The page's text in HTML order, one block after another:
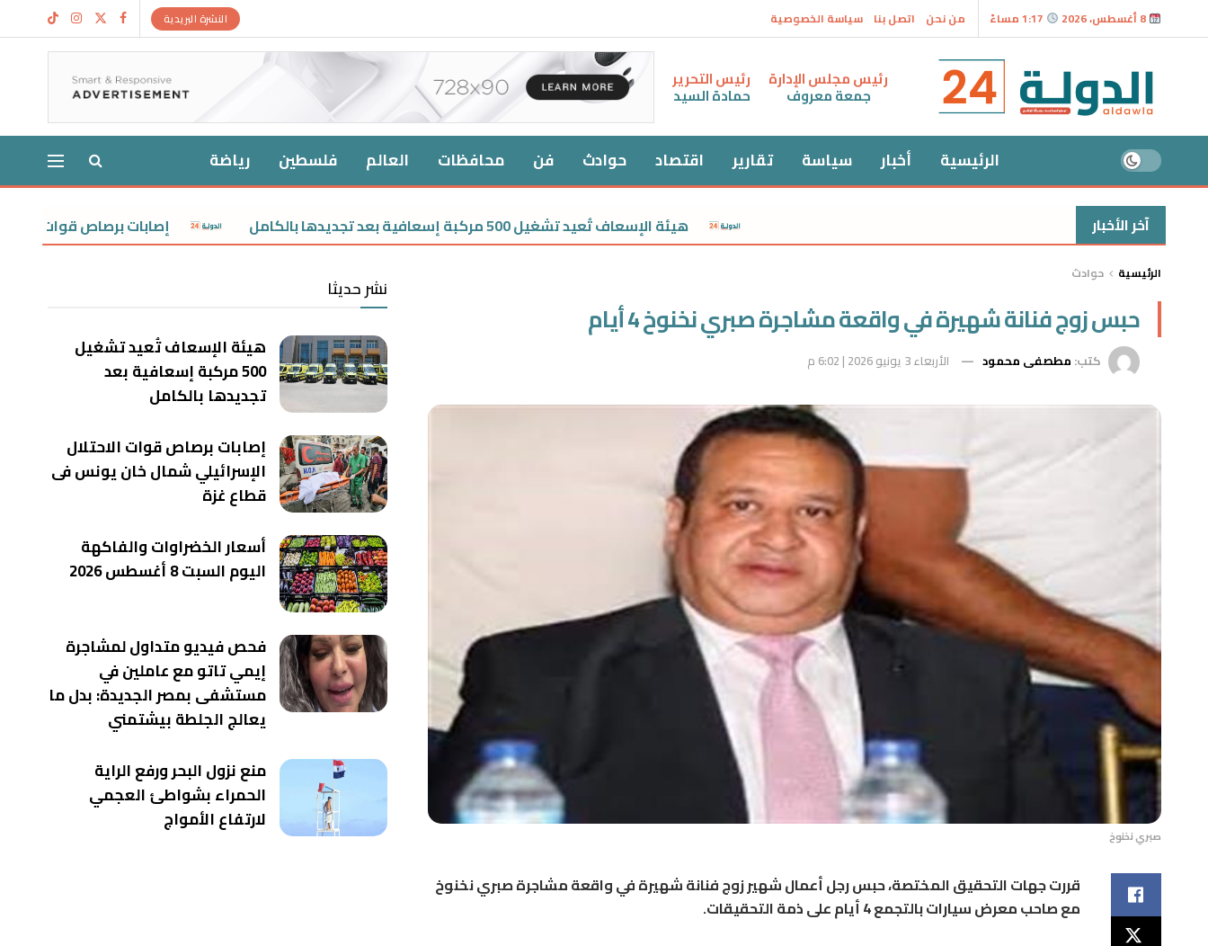
8 أغسطس، 2026 من نحن اتصل بنا سياسة الخصوصية النشرة البريدية
رئيس مجلس الإدارة
جمعة معروف
رئيس التحرير
حمادة السيد
الرئيسية أخبار سياسة تقارير اقتصاد حوادث فن محافظات العالم فلسطين رياضة
آخر الأخبار هيئة الإسعاف تُعيد تشغيل 500 مركبة إسعافية بعد تجديدها بالكامل إصابات برصاص قوات الاحتلال
الرئيسية حوادث
حبس زوج فنانة شهيرة في واقعة مشاجرة صبري نخنوخ 4 أيام
كتب: مطصفى محمود الأربعاء 3 يونيو 2026 | 6:02 م
صبري نخنوخ
قررت جهات التحقيق المختصة، حبس رجل أعمال شهير زوج فنانة شهيرة في واقعة مشاجرة صبري نخنوخ
مع صاحب معرض سيارات بالتجمع 4 أيام على ذمة التحقيقات.
نشر حديثا
هيئة الإسعاف تُعيد تشغيل
500 مركبة إسعافية بعد
تجديدها بالكامل
إصابات برصاص قوات الاحتلال
الإسرائيلي شمال خان يونس فى
قطاع غزة
أسعار الخضراوات والفاكهة
اليوم السبت 8 أغسطس 2026
فحص فيديو متداول لمشاجرة
إيمي تاتو مع عاملين في
مستشفى بمصر الجديدة: بدل ما
يعالج الجلطة بيشتمني
منع نزول البحر ورفع الراية
الحمراء بشواطئ العجمي
لارتفاع الأمواج